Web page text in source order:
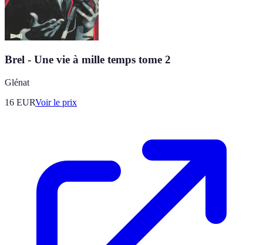
Brel - Une vie à mille temps tome 2
Glénat
16 EURVoir le prix